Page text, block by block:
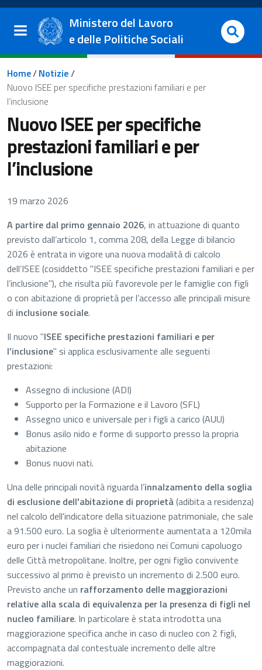
Salta al contenuto principale
Vai al footer
Ministero del Lavoro
e delle Politiche Sociali
Briciole di pane
Home/Notizie/
Nuovo ISEE per specifiche prestazioni familiari e per
l’inclusione
Nuovo ISEE per specifiche
prestazioni familiari e per
l’inclusione
19 marzo 2026
A partire dal primo gennaio 2026, in attuazione di quanto
previsto dall’articolo 1, comma 208, della Legge di bilancio
2026 è entrata in vigore una nuova modalità di calcolo
dell’ISEE (cosiddetto "ISEE specifiche prestazioni familiari e per
l’inclusione"), che risulta più favorevole per le famiglie con figli
o con abitazione di proprietà per l’accesso alle principali misure
di inclusione sociale.
Il nuovo "ISEE specifiche prestazioni familiari e per
l’inclusione" si applica esclusivamente alle seguenti
prestazioni:
Assegno di inclusione (ADI)
Supporto per la Formazione e il Lavoro (SFL)
Assegno unico e universale per i figli a carico (AUU)
Bonus asilo nido e forme di supporto presso la propria
abitazione
Bonus nuovi nati.
Una delle principali novità riguarda l’innalzamento della soglia
di esclusione dell'abitazione di proprietà(adibita a residenza)
nel calcolo dell'indicatore della situazione patrimoniale, che sale
a 91.500 euro. La soglia è ulteriormente aumentata a 120mila
euro per i nuclei familiari che risiedono nei Comuni capoluogo
delle Città metropolitane. Inoltre, per ogni figlio convivente
successivo al primo è previsto un incremento di 2.500 euro.
Previsto anche un rafforzamento delle maggiorazioni
relative alla scala di equivalenza per la presenza di figli nel
nucleo familiare. In particolare è stata introdotta una
maggiorazione specifica anche in caso di nucleo con 2 figli,
accompagnata dal contestuale incremento delle altre
maggiorazioni.